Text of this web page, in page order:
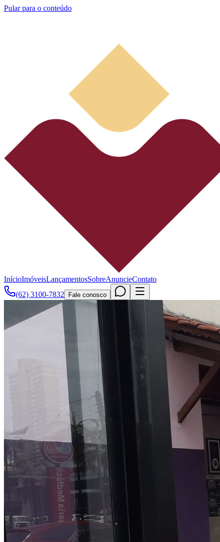
Pular para o conteúdo
InícioImóveisLançamentosSobreAnuncieContato
(62) 3100-7832
Fale conosco